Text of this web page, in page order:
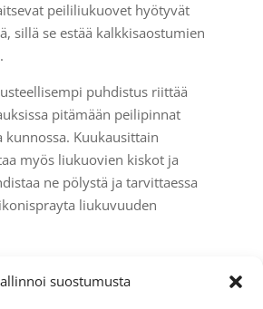
suostumusta
peililiukuovet hyötyvät
sillä se estää kalkkisaostumien
puhdistus riittää
pitämään peilipinnat
kunnossa. Kuukausittain
myös liukuovien kiskot ja
ne pölystä ja tarvittaessa
liukuvuuden
huomioimisen. Varmista